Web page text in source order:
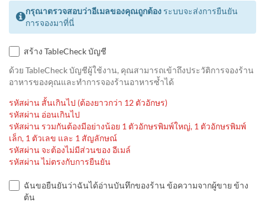
กรุณาตรวจสอบว่าอีเมลของคุณถูกต้อง ระบบจะส่งการยืนยัน
การจองมาที่นี่
สร้าง TableCheck บัญชี
ด้วย TableCheck บัญชีผู้ใช้งาน, คุณสามารถเข้าถึงประวัติการจองร้าน
อาหารของคุณและทำการจองร้านอาหารซ้ำได้
รหัสผ่าน สั้นเกินไป (ต้องยาวกว่า 12 ตัวอักษร)
รหัสผ่าน อ่อนเกินไป
รหัสผ่าน รวมกันต้องมีอย่างน้อย 1 ตัวอักษรพิมพ์ใหญ่, 1 ตัวอักษรพิมพ์
เล็ก, 1 ตัวเลข และ 1 สัญลักษณ์
รหัสผ่าน จะต้องไม่มีส่วนของ อีเมล์
รหัสผ่าน ไม่ตรงกับการยืนยัน
ฉันขอยืนยันว่าฉันได้อ่านบันทึกของร้าน ข้อความจากผู้ขาย ข้าง
ต้น